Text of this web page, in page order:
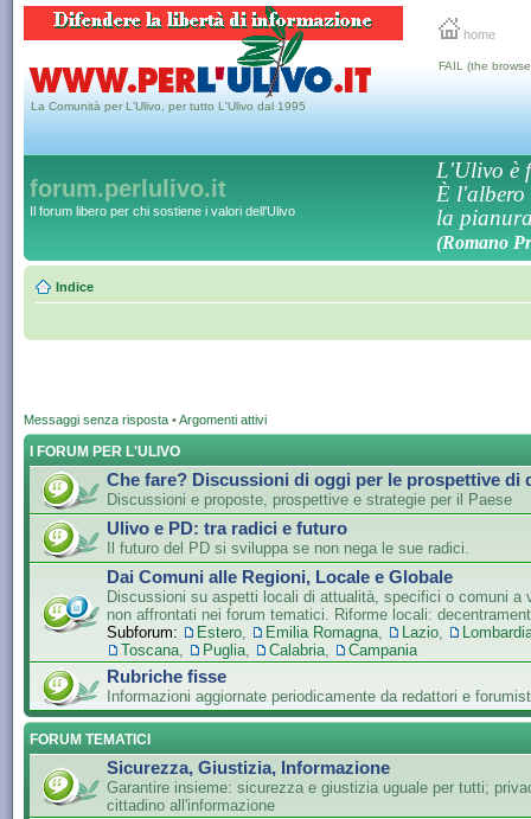
home
La Comunità per L'Ulivo, per tutto L'Ulivo dal 1995
FAIL (the
forum.perlulivo.it
Il forum libero per chi sostiene i valori dell'Ulivo
L'Ulivo è
È l'albero
la
(Romano
Indice
Messaggi senza risposta •Argomenti attivi
I FORUM PER L'ULIVO
Che fare? Discussioni di oggi per le prospettive di
Discussioni e proposte, prospettive e strategie per il Paese
Ulivo e PD: tra radici e futuro
Il futuro del PD si sviluppa se non nega le sue radici.
Dai Comuni alle Regioni, Locale e Globale
Discussioni su aspetti locali di attualità, specifici o comuni a
non affrontati nei forum tematici. Riforme locali:
Subforum:
Estero Emilia Romagna Lazio
Toscana
Puglia Calabria Campania
Rubriche fisse
Informazioni aggiornate periodicamente da redattori e
FORUM TEMATICI
Sicurezza, Giustizia, Informazione
Garantire insieme: sicurezza e giustizia uguale per tutti;
cittadino all'informazione